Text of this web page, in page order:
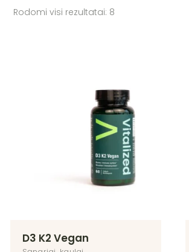
Rodomi visi rezultatai: 8
D3 K2 Vegan